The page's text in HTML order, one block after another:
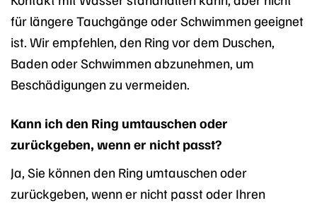
für längere Tauchgänge oder Schwimmen geeignet
ist. Wir empfehlen, den Ring vor dem Duschen,
Baden oder Schwimmen abzunehmen, um
Beschädigungen zu vermeiden.
Kann ich den Ring umtauschen oder
zurückgeben, wenn er nicht passt?
Ja, Sie können den Ring umtauschen oder
zurückgeben, wenn er nicht passt oder Ihren